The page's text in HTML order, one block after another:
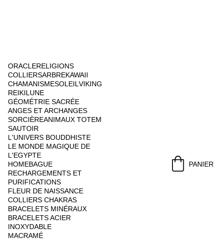
ORACLERELIGIONS
COLLIERSARBREKAWAII
CHAMANISMESOLEIL VIKING
REIKILUNE
GÉOMÉTRIE SACRÉE
ANGES ET ARCHANGES
SORCIÈREANIMAUX TOTEM
SAUTOIR
L'UNIVERS BOUDDHISTE
LE MONDE MAGIQUE DE
L'EGYPTE
HOMEBAGUE
RECHARGEMENTS ET
PURIFICATIONS
FLEUR DE NAISSANCE
COLLIERS CHAKRAS
BRACELETS MINÉRAUX
BRACELETS ACIER
INOXYDABLE
MACRAMÉ
PANIER